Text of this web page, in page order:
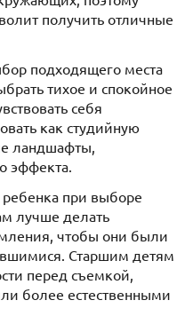
получить отличные
подходящего места
тихое и спокойное
себя
как студийную
ландшафты,
эффекта.
ребенка при выборе
лучше делать
чтобы они были
Старшим детям
перед съемкой,
более естественными